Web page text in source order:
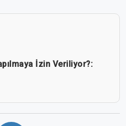
İzin Veriliyor?: